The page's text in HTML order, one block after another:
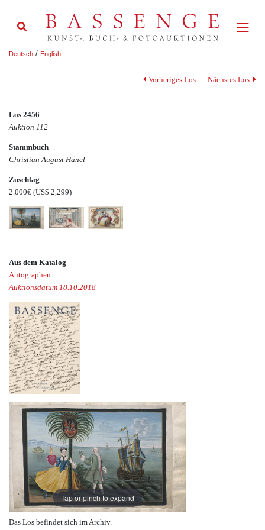
Deutsch / English
Vorheriges Los Nächstes Los
Los 2456
Auktion 112
Stammbuch
Christian August Hänel
Zuschlag
2.000€ (US$ 2,299)
Aus dem Katalog
Autographen
Auktionsdatum 18.10.2018
Tap or pinch to expand
Das Los befindet sich im Archiv.